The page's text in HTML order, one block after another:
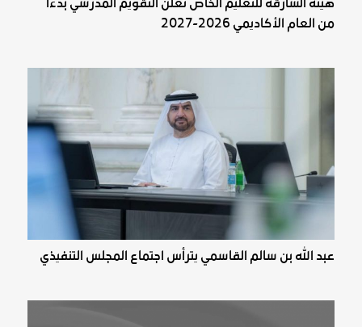
من العام الأكاديمي 2026-2027
عبد الله بن سالم القاسمي يترأس اجتماع المجلس التنفيذي